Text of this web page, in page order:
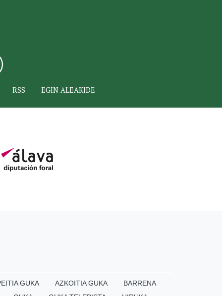
RSS EGIN ALEAKIDE
GUKA AZKOITIA GUKA
BARRENA